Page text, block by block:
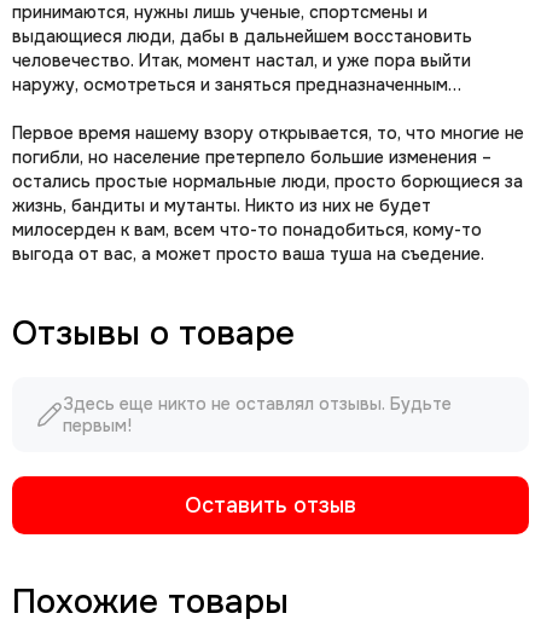
принимаются, нужны лишь ученые, спортсмены и
выдающиеся люди, дабы в дальнейшем восстановить
человечество. Итак, момент настал, и уже пора выйти
наружу, осмотреться и заняться предназначенным…
Первое время нашему взору открывается, то, что многие не
погибли, но население претерпело большие изменения –
остались простые нормальные люди, просто борющиеся за
жизнь, бандиты и мутанты. Никто из них не будет
милосерден к вам, всем что-то понадобиться, кому-то
выгода от вас, а может просто ваша туша на съедение.
Отзывы о товаре
Здесь еще никто не оставлял отзывы. Будьте
первым!
Оставить отзыв
Похожие товары